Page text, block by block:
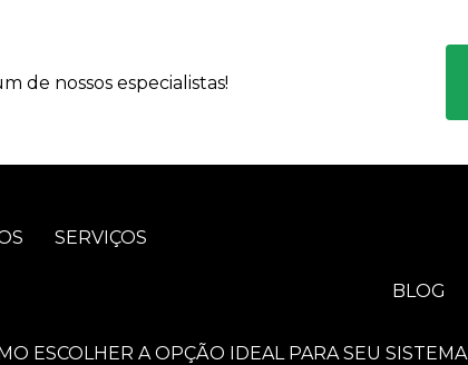
de nossos especialistas!
SERVIÇOS
BLOG
ESCOLHER A OPÇÃO IDEAL PARA SEU SISTEMA